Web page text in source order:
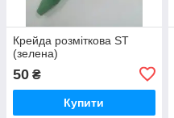
Крейда розміткова ST
(зелена)
50 ₴
Купити